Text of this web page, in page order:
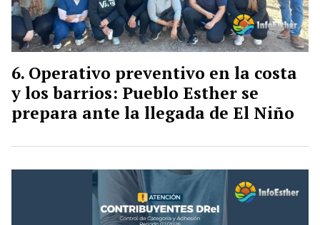
Operativo preventivo en la costa
y los barrios: Pueblo Esther se
prepara ante la llegada de El Niño